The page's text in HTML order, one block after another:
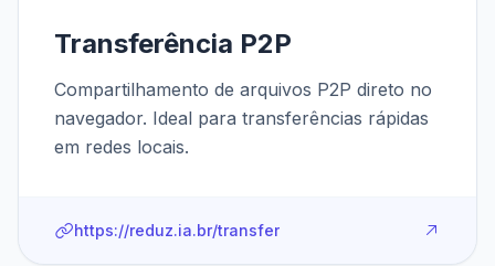
Transferência P2P
Compartilhamento de arquivos P2P direto no
navegador. Ideal para transferências rápidas
em redes locais.
https://reduz.ia.br/transfer